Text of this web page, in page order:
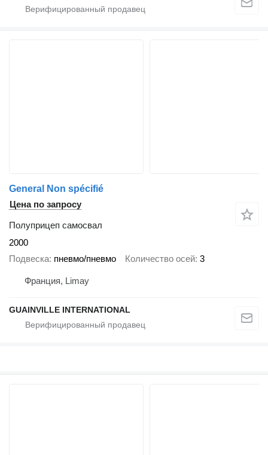
General Non spécifié
Цена по запросу
Полуприцеп самосвал
2000
Подвеска пневмо/пневмо Количество осей 3
Франция, Limay
GUAINVILLE INTERNATIONAL